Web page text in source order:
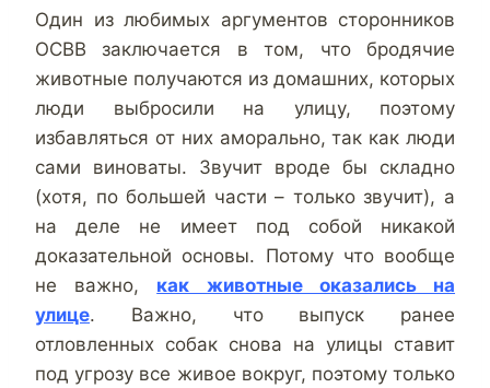
Один из любимых аргументов сторонников
ОСВВ заключается в том, что бродячие
животные получаются из домашних, которых
люди выбросили на улицу, поэтому
избавляться от них аморально, так как люди
сами виноваты. Звучит вроде бы складно
(хотя, по большей части – только звучит), а
на деле не имеет под собой никакой
доказательной основы. Потому что вообще
не важно, как животные оказались на
улице. Важно, что выпуск ранее
отловленных собак снова на улицы ставит
под угрозу все живое вокруг, поэтому только